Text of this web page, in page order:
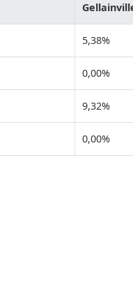
5,38%
0,00%
9,32%
0,00%